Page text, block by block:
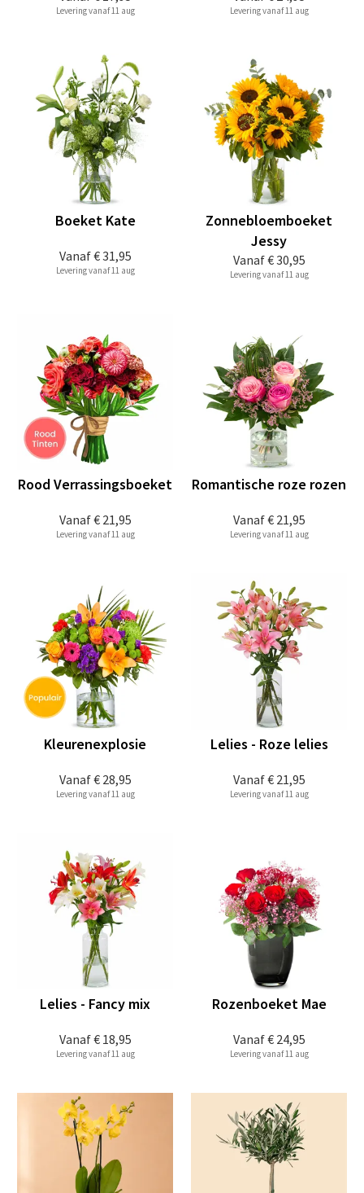
Levering vanaf 11 aug Levering vanaf 11 aug
Vanaf€ 31,95
Boeket Kate
Levering vanaf 11 aug
Vanaf€ 30,95
Zonnebloemboeket
Jessy
Levering vanaf 11 aug
Vanaf€ 21,95
Rood Verrassingsboeket
Levering vanaf 11 aug
Vanaf€ 21,95
Romantische roze rozen
Levering vanaf 11 aug
Vanaf€ 28,95
Kleurenexplosie
Levering vanaf 11 aug
Vanaf€ 21,95
Lelies - Roze lelies
Levering vanaf 11 aug
Vanaf€ 18,95
Lelies - Fancy mix
Levering vanaf 11 aug
Vanaf€ 24,95
Rozenboeket Mae
Levering vanaf 11 aug